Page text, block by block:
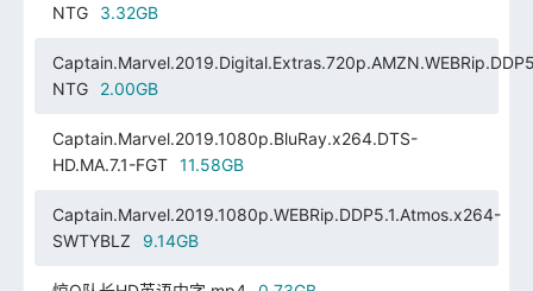
NTG
3.32GB
NTG
2.00GB
Captain.Marvel.2019.1080p.BluRay.x264.DTS-
HD.MA.7.1-FGT
11.58GB
Captain.Marvel.2019.1080p.WEBRip.DDP5.1.Atmos.x264-
SWTYBLZ
9.14GB